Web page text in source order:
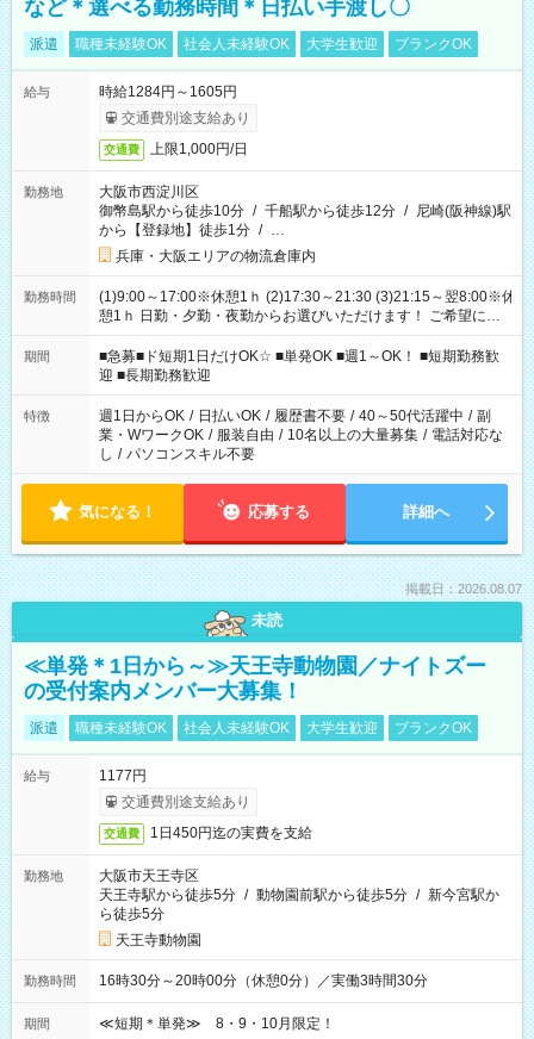
など＊選べる勤務時間＊日払い手渡し〇
派遣 職種未経験OK 社会人未経験OK 大学生歓迎 ブランクOK
給与
時給1284円～1605円
交通費別途支給あり
交通費 上限1,000円/日
勤務地
大阪市西淀川区
御幣島駅から徒歩10分 / 千船駅から徒歩12分 / 尼崎(阪神線)駅
から【登録地】徒歩1分 / …
兵庫・大阪エリアの物流倉庫内
勤務時間
(1)9:00～17:00※休憩1ｈ (2)17:30～21:30 (3)21:15～翌8:00※休
憩1ｈ 日勤・夕勤・夜勤からお選びいただけます！ ご希望に合
わせて働けるお仕事です(*^^*) 【その他選べる勤務時間】 8-17
時/9-17時/9-18時/10-18時/11-21時/18-22時/20-翌4時/21-翌5
時/22-翌6時/0-翌8時 ご自身のご都合で選んで頂ける完全自由シ
フト！
期間
■急募■ド短期1日だけOK☆ ■単発OK ■週1～OK！ ■短期勤務歓
迎 ■長期勤務歓迎
特徴 週1日からOK / 日払いOK / 履歴書不要 / 40～50代活躍中 / 副
業・WワークOK / 服装自由 / 10名以上の大量募集 / 電話対応な
し / パソコンスキル不要
気になる！ 応募する 詳細へ
掲載日：2026.08.07
未読
≪単発＊1日から～≫天王寺動物園／ナイトズー
の受付案内メンバー大募集！
派遣 職種未経験OK 社会人未経験OK 大学生歓迎 ブランクOK
給与
1177円
交通費別途支給あり
交通費 1日450円迄の実費を支給
勤務地
大阪市天王寺区
天王寺駅から徒歩5分 / 動物園前駅から徒歩5分 / 新今宮駅か
ら徒歩5分
天王寺動物園
勤務時間 16時30分～20時00分（休憩0分）／実働3時間30分
期間 ≪短期＊単発≫ 8・9・10月限定！